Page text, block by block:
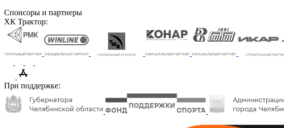
Спонсоры и партнеры
ХК Трактор:
При поддержке: